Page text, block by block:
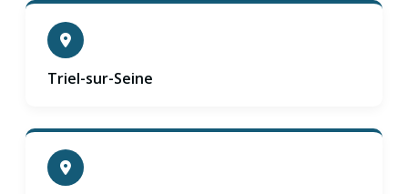
Triel-sur-Seine